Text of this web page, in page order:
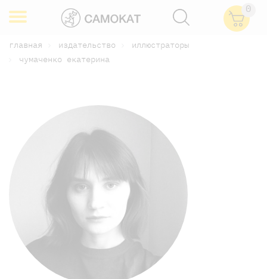
0
главная издательство
иллюстраторы
чумаченко екатерина